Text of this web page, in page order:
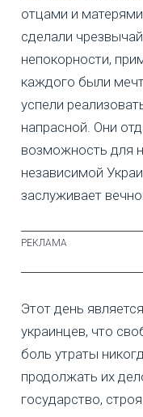
отцами и
сделали
непокорности,
каждого были
успели
напрасной. Они
возможность для
независимой
заслуживает
Этот день
украинцев, что
боль утраты
продолжать их
государство,